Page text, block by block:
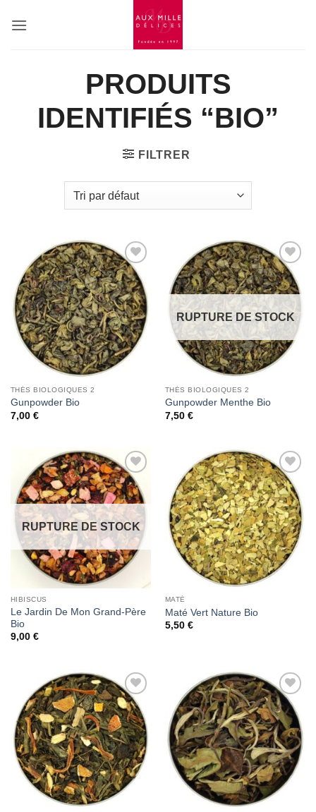
PRODUITS
IDENTIFIÉS “BIO”
FILTRER
Add to
Wishlist
THÉS BIOLOGIQUES 2
Gunpowder Bio
7,00 €
Add to
Wishlist
RUPTURE DE STOCK
THÉS BIOLOGIQUES 2
Gunpowder Menthe Bio
7,50 €
Add to
Wishlist
RUPTURE DE STOCK
HIBISCUS
Le Jardin De Mon Grand-Père
Bio
9,00 €
Add to
Wishlist
MATÉ
Maté Vert Nature Bio
5,50 €
Add to
Wishlist
Add to
Wishlist